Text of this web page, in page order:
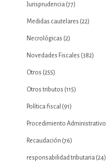
Jurisprudencia(77)
Medidas cautelares (22)
Necrológicas (2)
Novedades Fiscales (382)
Otros (255)
Otros tributos (115)
Política fiscal (91)
Procedimiento Administrativo
Recaudación (76)
responsabilidad tributaria(24)